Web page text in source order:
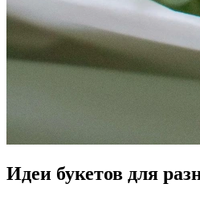
Идеи букетов для